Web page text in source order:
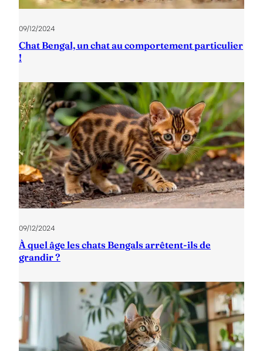
09/12/2024
Chat Bengal, un chat au comportement particulier
!
09/12/2024
À quel âge les chats Bengals arrêtent-ils de
grandir ?